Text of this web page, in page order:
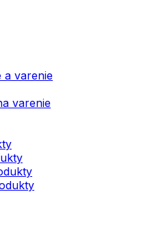
a varenie
varenie